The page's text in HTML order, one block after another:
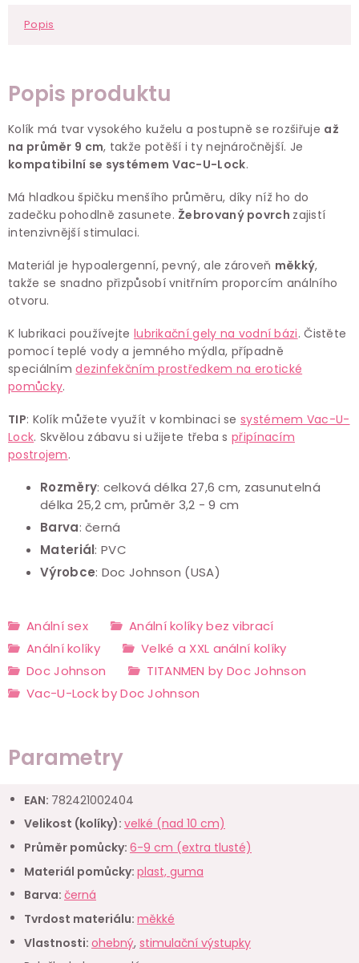
Popis
Popis produktu
Kolík má tvar vysokého kuželu a postupně se rozšiřuje až
na průměr 9 cm, takže potěší i ty nejnáročnější. Je
kompatibilní se systémem Vac-U-Lock.
Má hladkou špičku menšího průměru, díky níž ho do
zadečku pohodlně zasunete. Žebrovaný povrch zajistí
intenzivnější stimulaci.
Materiál je hypoalergenní, pevný, ale zároveň měkký,
takže se snadno přizpůsobí vnitřním proporcím análního
otvoru.
K lubrikaci používejte lubrikační gely na vodní bázi. Čistěte
pomocí teplé vody a jemného mýdla, případně
speciálním dezinfekčním prostředkem na erotické
pomůcky.
TIP: Kolík můžete využít v kombinaci sesystémem Vac-U-
Lock. Skvělou zábavu si užijete třeba spřipínacím
postrojem.
Rozměry: celková délka 27,6 cm, zasunutelná
délka 25,2 cm, průměr 3,2 - 9 cm
Barva: černá
Materiál: PVC
Výrobce: Doc Johnson (USA)
Anální sex
Anální kolíky bez vibrací
Anální kolíky
Velké a XXL anální kolíky
Doc Johnson
TITANMEN by Doc Johnson
Vac-U-Lock by Doc Johnson
Parametry
EAN: 782421002404
Velikost (kolíky): velké (nad 10 cm)
Průměr pomůcky: 6-9 cm (extra tlusté)
Materiál pomůcky: plast, guma
Barva: černá
Tvrdost materiálu: měkké
Vlastnosti: ohebný, stimulační výstupky